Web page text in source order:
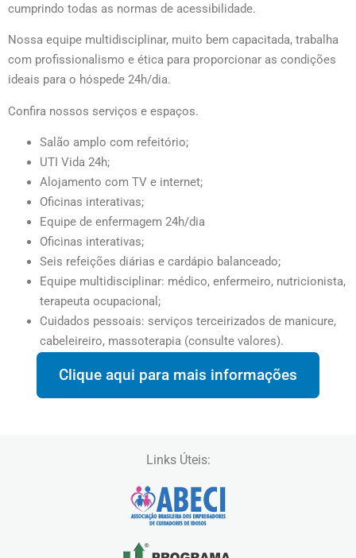
cumprindo todas as normas de acessibilidade.
Nossa equipe multidisciplinar, muito bem capacitada, trabalha
com profissionalismo e ética para proporcionar as condições
ideais para o hóspede 24h/dia.
Confira nossos serviços e espaços.
Salão amplo com refeitório;
UTI Vida 24h;
Alojamento com TV e internet;
Oficinas interativas;
Equipe de enfermagem 24h/dia
Oficinas interativas;
Seis refeições diárias e cardápio balanceado;
Equipe multidisciplinar: médico, enfermeiro, nutricionista,
terapeuta ocupacional;
Cuidados pessoais: serviços terceirizados de manicure,
cabeleireiro, massoterapia (consulte valores).
Clique aqui para mais informações
Links Úteis: